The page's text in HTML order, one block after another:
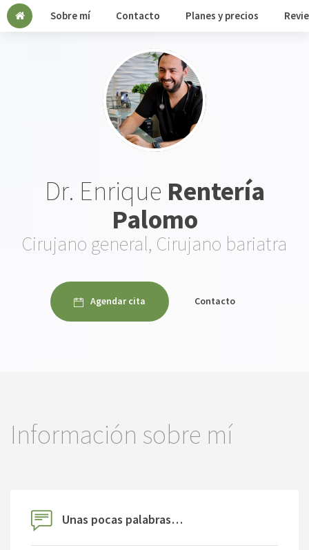
Sobre mí Contacto Planes y precios
Dr. Enrique Rentería
Palomo
Cirujano general, Cirujano bariatra
Agendar cita Contacto
Información sobre mí
Unas pocas palabras…